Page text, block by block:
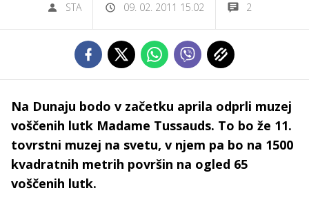
STA 09. 02. 2011 15.02 2
Na Dunaju bodo v začetku aprila odprli muzej
voščenih lutk Madame Tussauds. To bo že 11.
tovrstni muzej na svetu, v njem pa bo na 1500
kvadratnih metrih površin na ogled 65
voščenih lutk.